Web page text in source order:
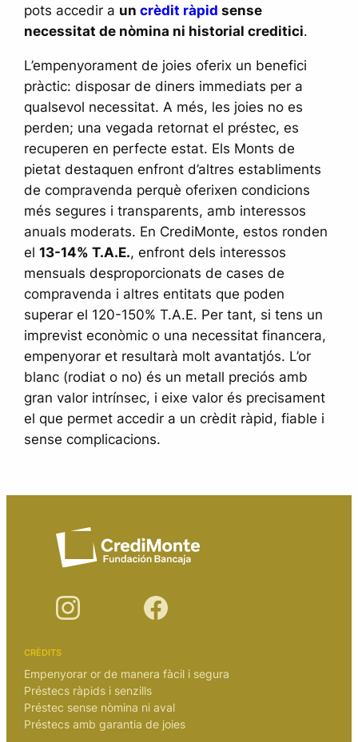
pots accedir a uncrèdit ràpid sense
necessitat de nòmina ni historial creditici.
L’empenyorament de joies oferix un benefici
pràctic: disposar de diners immediats per a
qualsevol necessitat. A més, les joies no es
perden; una vegada retornat el préstec, es
recuperen en perfecte estat. Els Monts de
pietat destaquen enfront d’altres establiments
de compravenda perquè oferixen condicions
més segures i transparents, amb interessos
anuals moderats. En CrediMonte, estos ronden
el13-14% T.A.E., enfront dels interessos
mensuals desproporcionats de cases de
compravenda i altres entitats que poden
superar el 120-150% T.A.E. Per tant, si tens un
imprevist econòmic o una necessitat financera,
empenyorar et resultarà molt avantatjós. L’or
blanc (rodiat o no) és un metall preciós amb
gran valor intrínsec, i eixe valor és precisament
el que permet accedir a un crèdit ràpid, fiable i
sense complicacions.
CRÈDITS
Empenyorar or de manera fàcil i segura
Préstecs ràpids i senzills
Préstec sense nòmina ni aval
Préstecs amb garantia de joies